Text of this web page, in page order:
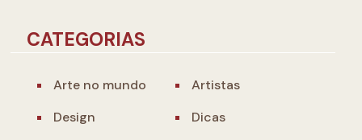
CATEGORIAS
Arte no mundo
Artistas
Design
Dicas